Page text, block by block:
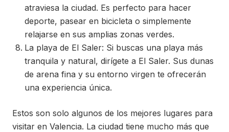
atraviesa la ciudad. Es perfecto para hacer
deporte, pasear en bicicleta o simplemente
relajarse en sus amplias zonas verdes.
La playa de El Saler: Si buscas una playa más
tranquila y natural, dirígete a El Saler. Sus dunas
de arena fina y su entorno virgen te ofrecerán
una experiencia única.
Estos son solo algunos de los mejores lugares para
visitar en Valencia. La ciudad tiene mucho más que